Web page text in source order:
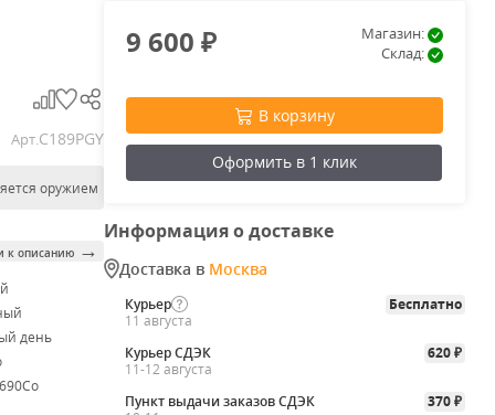
Арт.C189PGY
оружием
к описанию →
день
9 600₽
Магазин:
Склад:
В корзину
Оформить в 1 клик
Информация о доставке
Доставка в Москва
Курьер
Бесплатно
11 августа
Курьер СДЭК
620 ₽
11-12 августа
Пункт выдачи заказов СДЭК
370 ₽